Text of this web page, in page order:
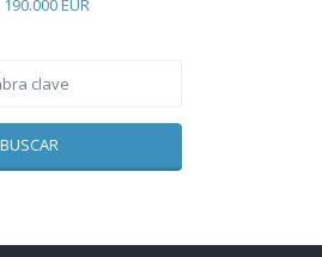
190.000 EUR
BUSCAR